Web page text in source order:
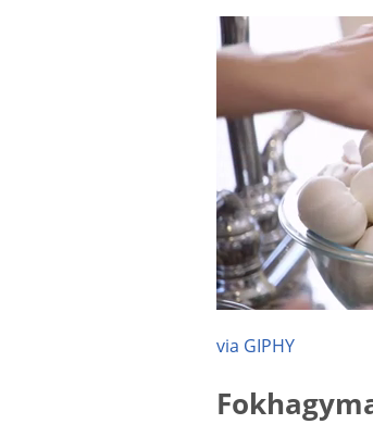
via GIPHY